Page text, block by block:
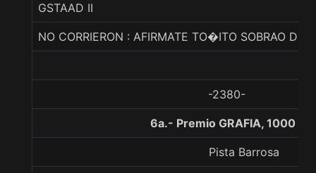
GSTAAD II
NO CORRIERON : AFIRMATE TO�ITO SOBRAO DE
-2380-
6a.- Premio GRAFIA, 1000
Pista Barrosa